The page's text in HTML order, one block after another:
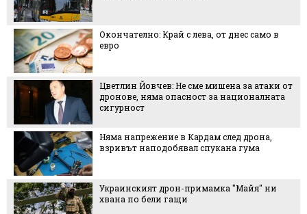
Окончателно: Край с лева, от днес само в
евро
Цветлин Йовчев: Не сме мишена за атаки от
дронове, няма опасност за националната
сигурност
Няма напрежение в Кардам след дрона,
взривът наподобявал спукана гума
Украинският дрон-примамка "Майя" ни
хвана по бели гащи